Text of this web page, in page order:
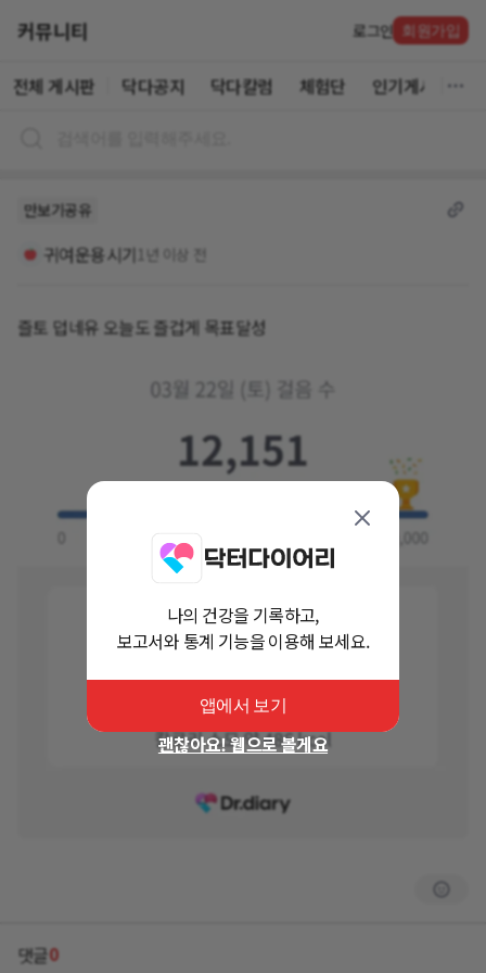
커뮤니티 로그인 회원가입
전체 게시판 닥다공지 닥다칼럼 체험단 인기게시글
만보기공유
귀여운용시기 1년 이상 전
즐토 덥네유 오늘도 즐겁게 목표달성
댓글0
나의 건강을 기록하고,
보고서와 통계 기능을 이용해 보세요.
앱에서 보기
괜찮아요! 웹으로 볼게요